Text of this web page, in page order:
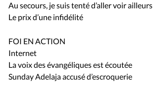
Au secours, je suis tenté d’aller voir ailleurs
Le prix d’une infidélité
FOI EN ACTION
Internet
La voix des évangéliques est écoutée
Sunday Adelaja accusé d’escroquerie